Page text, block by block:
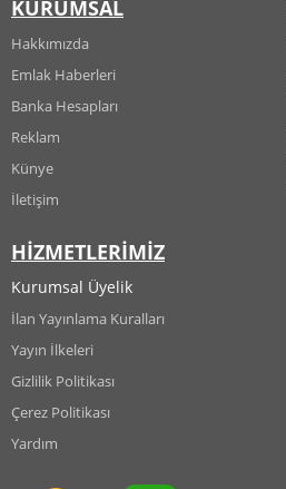
KURUMSAL
Hakkımızda
Emlak Haberleri
Banka Hesapları
Reklam
Künye
İletişim
HİZMETLERİMİZ
Kurumsal Üyelik
İlan Yayınlama Kuralları
Yayın İlkeleri
Gizlilik Politikası
Çerez Politikası
Yardım